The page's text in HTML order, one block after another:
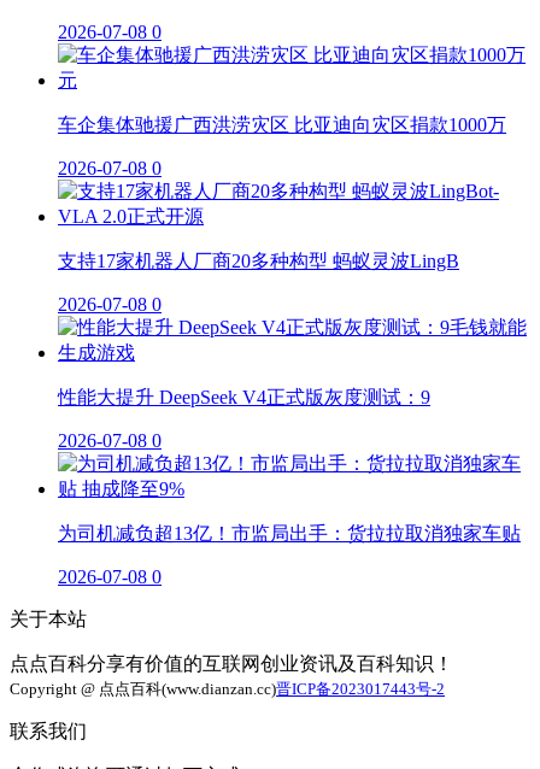
2026-07-08 0
车企集体驰援广西洪涝灾区 比亚迪向灾区捐款1000万
2026-07-08 0
支持17家机器人厂商20多种构型 蚂蚁灵波LingB
2026-07-08 0
性能大提升 DeepSeek V4正式版灰度测试：9
2026-07-08 0
为司机减负超13亿！市监局出手：货拉拉取消独家车贴
2026-07-08 0
关于本站
点点百科分享有价值的互联网创业资讯及百科知识！
Copyright @ 点点百科(www.dianzan.cc)晋ICP备2023017443号-2
联系我们